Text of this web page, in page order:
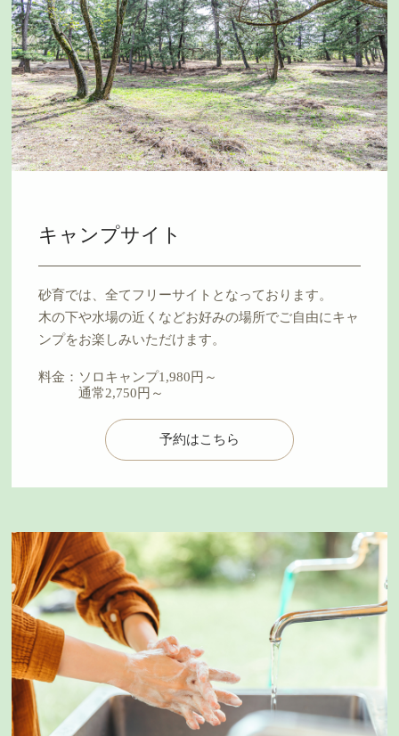
キャンプサイト
砂育では、全てフリーサイトとなっております。
木の下や水場の近くなどお好みの場所でご自由にキャ
ンプをお楽しみいただけます。
料金： ソロキャンプ1,980円～
通常2,750円～
予約はこちら